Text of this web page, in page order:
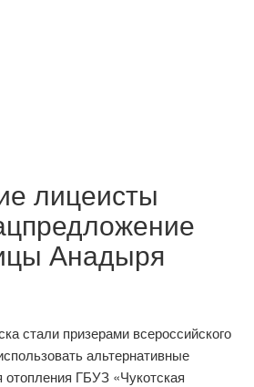
лицеисты
Анадыря
стали призерами всероссийского
альтернативные
отопления ГБУЗ «Чукотская